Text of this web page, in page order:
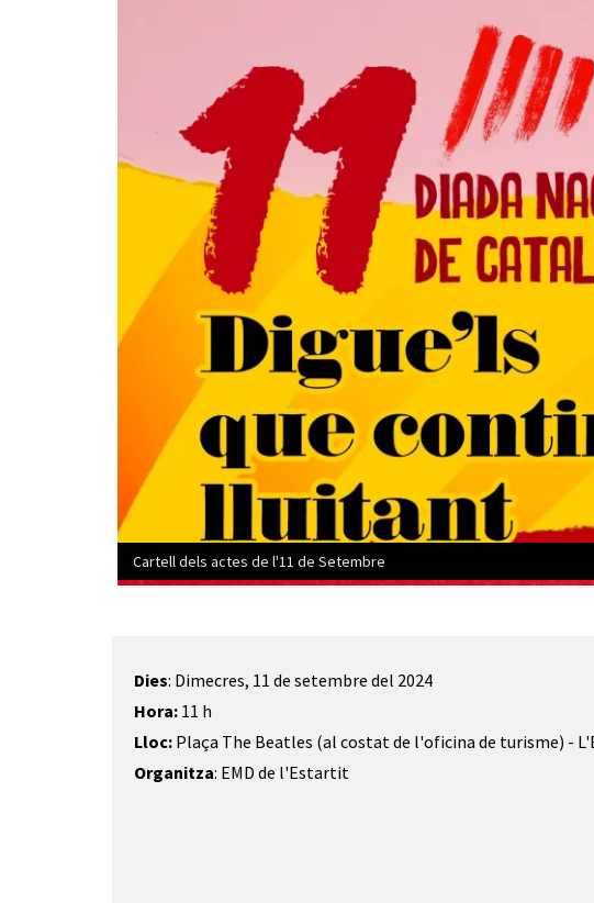
Cartell dels actes de l'11 de Setembre
Dies: Dimecres, 11 de setembre del 2024
Hora: 11 h
Lloc: Plaça The Beatles (al costat de l'oficina de turisme) -
Organitza: EMD de l'Estartit